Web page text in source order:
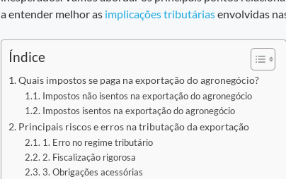
a entender melhor as implicações tributáriasenvolvidas
Índice
Quais impostos se paga na exportação do agronegócio?
Impostos não isentos na exportação do agronegócio
Impostos isentos na exportação do agronegócio
Principais riscos e erros na tributação da exportação
1. Erro no regime tributário
2. Fiscalização rigorosa
3. Obrigações acessórias